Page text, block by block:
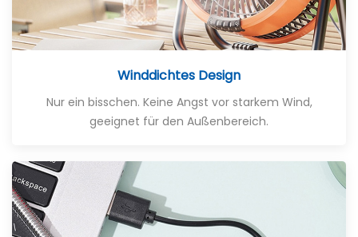
Winddichtes Design
Nur ein bisschen. Keine Angst vor starkem Wind,
geeignet für den Außenbereich.